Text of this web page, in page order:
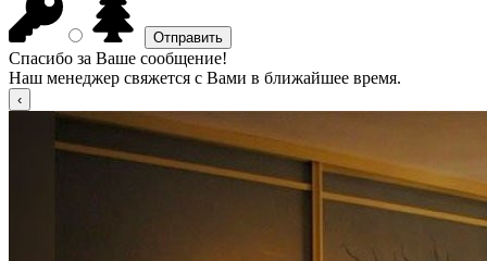
Спасибо за Ваше сообщение!
Наш менеджер свяжется с Вами в ближайшее время.